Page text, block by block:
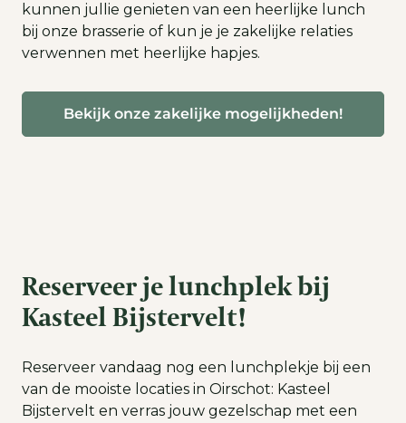
kunnen jullie genieten van een heerlijke lunch
bij onze brasserie of kun je je zakelijke relaties
verwennen met heerlijke hapjes.
Bekijk onze zakelijke mogelijkheden!
Reserveer je lunchplek bij
Kasteel Bijstervelt!
Reserveer vandaag nog een lunchplekje bij een
van de mooiste locaties in Oirschot: Kasteel
Bijstervelt en verras jouw gezelschap met een